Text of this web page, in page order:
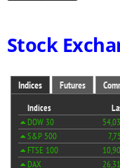
Stock